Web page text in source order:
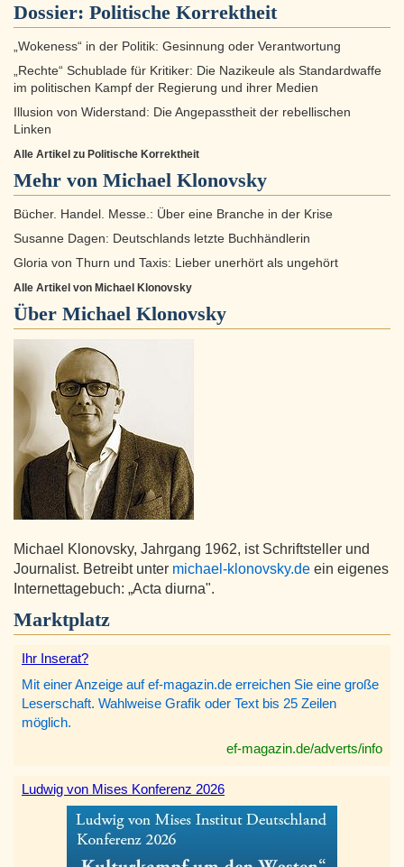
Dossier: Politische Korrektheit
„Wokeness“ in der Politik: Gesinnung oder Verantwortung
„Rechte“ Schublade für Kritiker: Die Nazikeule als Standardwaffe
im politischen Kampf der Regierung und ihrer Medien
Illusion von Widerstand: Die Angepasstheit der rebellischen
Linken
Alle Artikel zu Politische Korrektheit
Mehr von Michael Klonovsky
Bücher. Handel. Messe.: Über eine Branche in der Krise
Susanne Dagen: Deutschlands letzte Buchhändlerin
Gloria von Thurn und Taxis: Lieber unerhört als ungehört
Alle Artikel von Michael Klonovsky
Über Michael Klonovsky
Michael Klonovsky, Jahrgang 1962, ist Schriftsteller und
Journalist. Betreibt unter michael-klonovsky.de ein eigenes
Internettagebuch: „Acta diurna".
Marktplatz
Ihr Inserat?
Mit einer Anzeige auf ef-magazin.de erreichen Sie eine große
Leserschaft. Wahlweise Grafik oder Text bis 25 Zeilen
möglich.
ef-magazin.de/adverts/info
Ludwig von Mises Konferenz 2026